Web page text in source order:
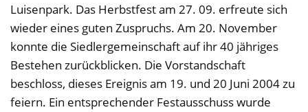
Luisenpark. Das Herbstfest am 27. 09. erfreute sich
wieder eines guten Zuspruchs. Am 20. November
konnte die Siedlergemeinschaft auf ihr 40 jähriges
Bestehen zurückblicken. Die Vorstandschaft
beschloss, dieses Ereignis am 19. und 20 Juni 2004 zu
feiern. Ein entsprechender Festausschuss wurde